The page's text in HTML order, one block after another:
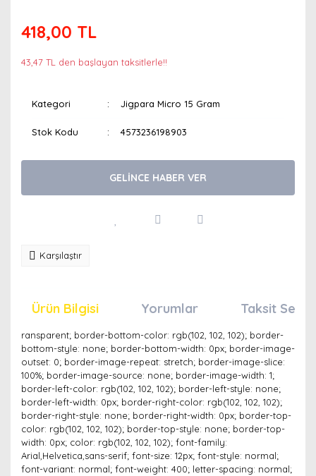
418,00 TL
43,47 TL den başlayan taksitlerle!!
Kategori Jigpara Micro 15 Gram
Stok Kodu 4573236198903
GELİNCE HABER VER
Karşılaştır
Ürün Bilgisi Yorumlar Taksit
ransparent; border-bottom-color: rgb(102, 102, 102); border-
bottom-style: none; border-bottom-width: 0px; border-image-
outset: 0; border-image-repeat: stretch; border-image-slice:
100%; border-image-source: none; border-image-width: 1;
border-left-color: rgb(102, 102, 102); border-left-style: none;
border-left-width: 0px; border-right-color: rgb(102, 102, 102);
border-right-style: none; border-right-width: 0px; border-top-
color: rgb(102, 102, 102); border-top-style: none; border-top-
width: 0px; color: rgb(102, 102, 102); font-family:
Arial,Helvetica,sans-serif; font-size: 12px; font-style: normal;
font-variant: normal; font-weight: 400; letter-spacing: normal;